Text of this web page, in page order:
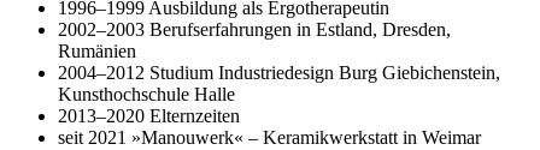
1996–1999 Ausbildung als Ergotherapeutin
2002–2003 Berufserfahrungen in Estland, Dresden,
Rumänien
2004–2012 Studium Industriedesign Burg Giebichenstein,
Kunsthochschule Halle
2013–2020 Elternzeiten
seit 2021 »Manouwerk« – Keramikwerkstatt in Weimar